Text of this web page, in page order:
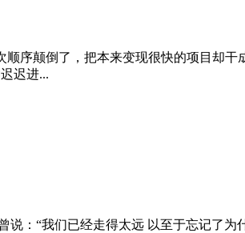
序颠倒了，把本来变现很快的项目却
迟进...
：“我们已经走得太远 以至于忘记了